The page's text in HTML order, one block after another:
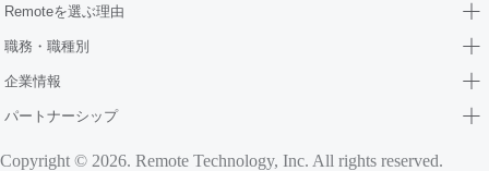
Remoteを選ぶ理由
職務・職種別
企業情報
パートナーシップ
Copyright © 2026. Remote Technology, Inc. All rights reserved.